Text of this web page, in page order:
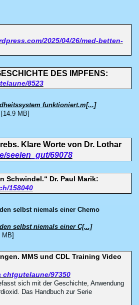
2025/04/26/med-betten-
DES IMPFENS:
8523
funktioniert.m[...]
MB]
Klare Worte von Dr. Lothar
seelen_gut/69078
Schwindel.“ Dr. Paul Marik:
158040
selbst niemals einer Chemo
selbst niemals einer C[...]
MB]
MMS und CDL Training Video
chtgutelaune/97350
sich mit der Geschichte, Anwendung
Das Handbuch zur Serie